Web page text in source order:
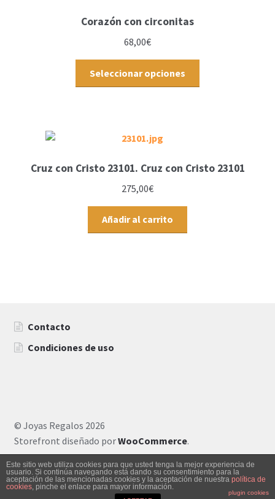
Corazón con circonitas
68,00€
Seleccionar opciones
Cruz con Cristo 23101. Cruz con Cristo 23101
275,00€
Añadir al carrito
Contacto
Condiciones de uso
© Joyas Regalos 2026
Storefront diseñado porWooCommerce.
Buscar
0
Este sitio web utiliza cookies para que usted tenga la mejor experiencia de
usuario. Si continúa navegando está dando su consentimiento para la
aceptación de las mencionadas cookies y la aceptación de nuestra política de
cookies, pinche el enlace para mayor información.
plugin cookies